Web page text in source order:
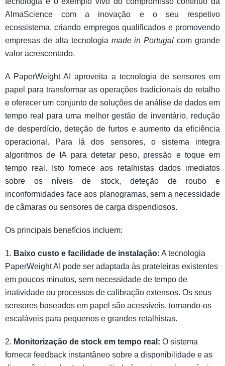
AlmaScience com a inovação e o seu respetivo
ecossistema, criando empregos qualificados e promovendo
empresas de alta tecnologia made in Portugal com grande
valor acrescentado.
A PaperWeight AI aproveita a tecnologia de sensores em
papel para transformar as operações tradicionais do retalho
e oferecer um conjunto de soluções de análise de dados em
tempo real para uma melhor gestão de inventário, redução
de desperdício, deteção de furtos e aumento da eficiência
operacional. Para lá dos sensores, o sistema integra
algoritmos de IA para detetar peso, pressão e toque em
tempo real. Isto fornece aos retalhistas dados imediatos
sobre os níveis de stock, deteção de roubo e
inconformidades face aos planogramas, sem a necessidade
de câmaras ou sensores de carga dispendiosos.
Os principais benefícios incluem:
1. Baixo custo e facilidade de instalação: A tecnologia
PaperWeight AI pode ser adaptada às prateleiras existentes
em poucos minutos, sem necessidade de tempo de
inatividade ou processos de calibração extensos. Os seus
sensores baseados em papel são acessíveis, tornando-os
escaláveis para pequenos e grandes retalhistas.
2. Monitorização de stock em tempo real: O sistema
fornece feedback instantâneo sobre a disponibilidade e as